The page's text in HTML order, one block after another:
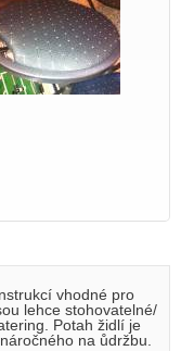
vhodné pro
lehce stohovatelné/
Potah židlí je
na ůdržbu.